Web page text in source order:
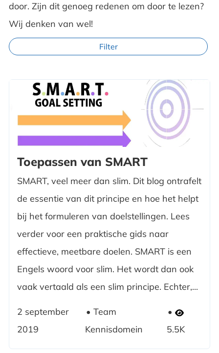
door. Zijn dit genoeg redenen om door te lezen?
Wij denken van wel!
Filter
Toepassen van SMART
SMART, veel meer dan slim. Dit blog ontrafelt
de essentie van dit principe en hoe het helpt
bij het formuleren van doelstellingen. Lees
verder voor een praktische gids naar
effectieve, meetbare doelen. SMART is een
Engels woord voor slim. Het wordt dan ook
vaak vertaald als een slim principe. Echter,...
2 september
2019
Team
Kennisdomein
5.5K